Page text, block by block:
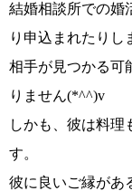
結婚相談所での婚
り申込まれたりし
相手が見つかる可
りません(*^^)v
しかも、 彼は料理
す。
彼に良いご縁があ